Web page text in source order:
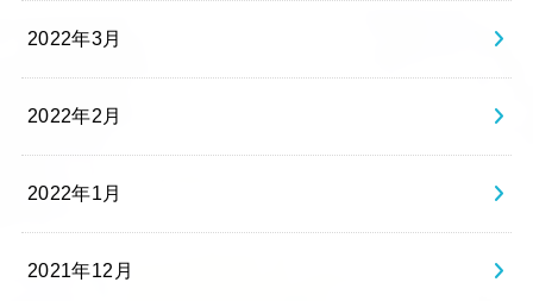
2022年3月
2022年2月
2022年1月
2021年12月